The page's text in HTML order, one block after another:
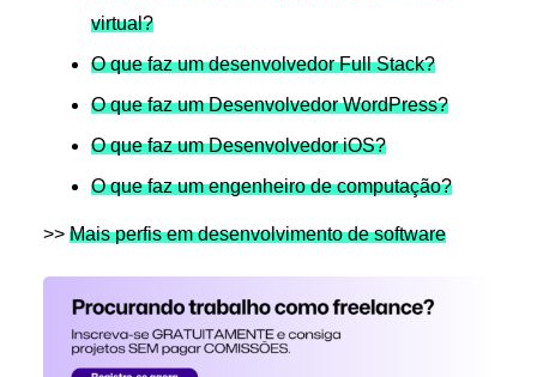
virtual?
O que faz um desenvolvedor Full Stack?
O que faz um Desenvolvedor WordPress?
O que faz um Desenvolvedor iOS?
O que faz um engenheiro de computação?
>> Mais perfis em desenvolvimento de software